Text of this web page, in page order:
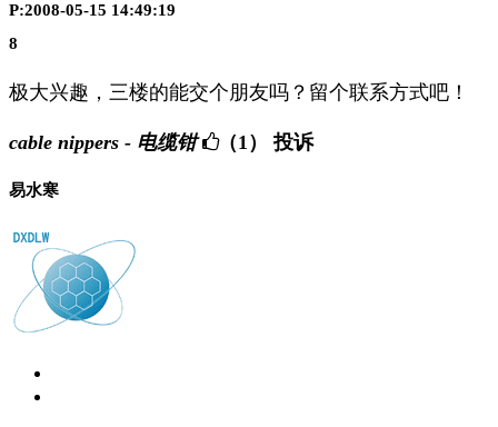
P:2008-05-15 14:49:19
8
极大兴趣，三楼的能交个朋友吗？留个联系方式吧！
cable nippers - 电缆钳 （1） 投诉
易水寒